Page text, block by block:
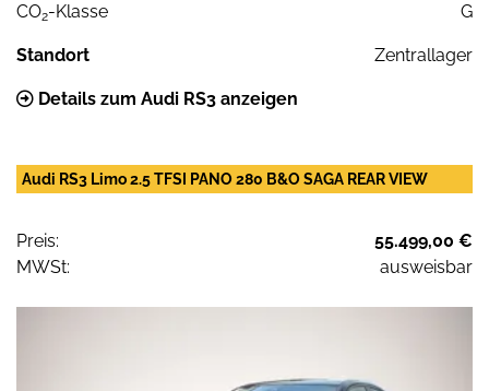
CO2-Klasse G
Standort Zentrallager
Details zum Audi RS3 anzeigen
Audi RS3 Limo 2.5 TFSI PANO 280 B&O SAGA REAR VIEW
Preis:
55.499,00 €
MWSt:
ausweisbar